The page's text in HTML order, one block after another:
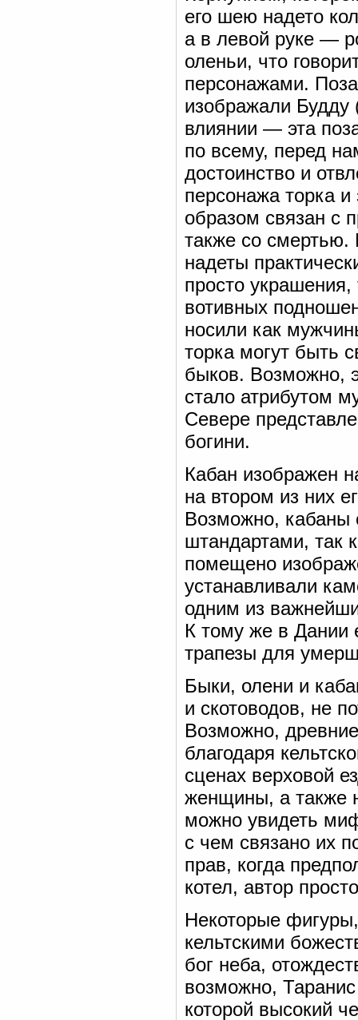
его шею надето
а в левой руке —
оленьи, что
персонажами.
изображали Будду
влиянии — эта
по всему, перед
достоинство и
персонажа торка и
образом связан с
также со смертью.
надеты
просто украшения,
вотивных
носили как
торка могут быть
быков. Возможно,
стало атрибутом
Севере
богини.
Кабан изображен
на втором из них
Возможно,
штандартами, так
помещено
устанавливали
одним из
К тому же в Дании
трапезы для
Быки, олени и
и скотоводов, не
Возможно,
благодаря
сценах верховой
женщины, а также
можно увидеть
с чем связано их
прав, когда
котел, автор
Некоторые
кельтскими
бог неба,
возможно,
которой высокий